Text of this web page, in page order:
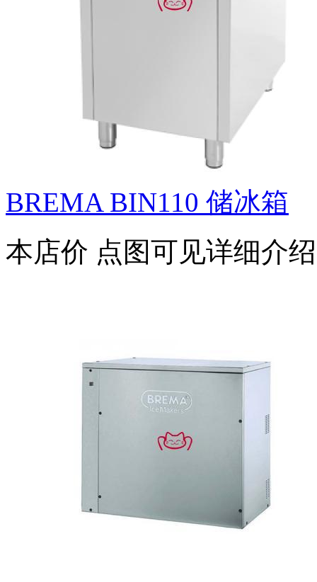
BREMA BIN110 储冰箱
本店价 点图可见详细介绍